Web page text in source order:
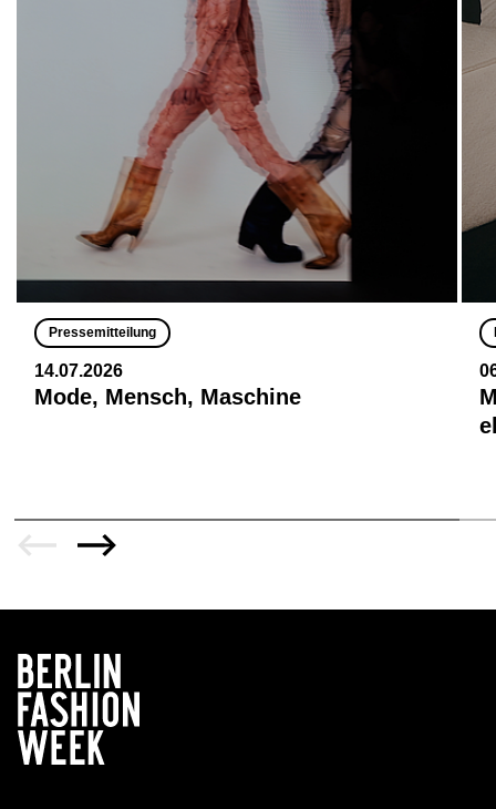
Pressemitteilung
14.07.2026
Mode, Mensch, Maschine